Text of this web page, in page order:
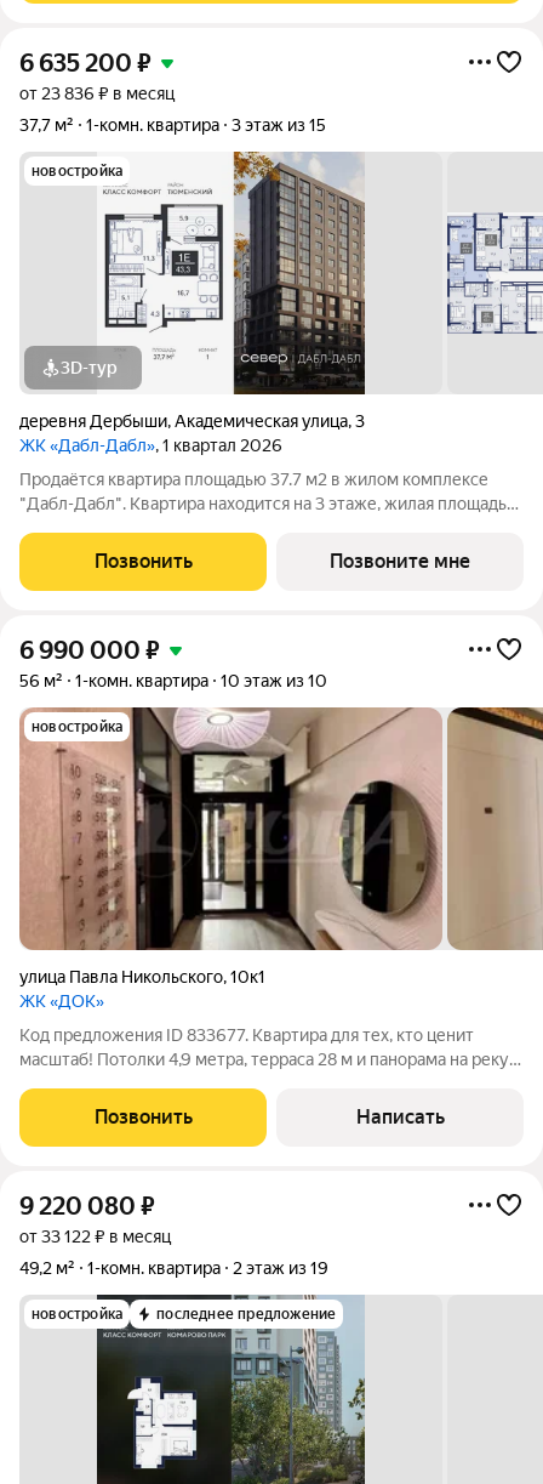
6 635 200 ₽
от 23 836 ₽ в месяц
37,7 м²
1-комн. квартира 3 этаж из 15
новостройка
3D-тур
деревня Дербыши,Академическая улица,3
ЖК «Дабл-Дабл», 1 квартал 2026
Продаётся квартира площадью 37.7 м2 в жилом комплексе
"Дабл-Дабл". Квартира находится на 3 этаже, жилая площадь
особенностей планировки изолированные комнаты с окнами
на одну сторону, 1
Позвонить Позвоните мне
6 990 000 ₽
56 м² 1-комн. квартира 10 этаж из 10
новостройка
улица Павла Никольского,10к1
ЖК «ДОК»
Код предложения ID 833677. Квартира для тех, кто ценит
масштаб! Потолки 4,9 метра, терраса 28 м и панорама на реку
10 этаже! Если вы устали от типовых планировок и хотите
жить там, где много
Позвонить Написать
9 220 080 ₽
от 33 122 ₽ в месяц
49,2 м²
1-комн. квартира 2 этаж из 19
новостройка последнее предложение